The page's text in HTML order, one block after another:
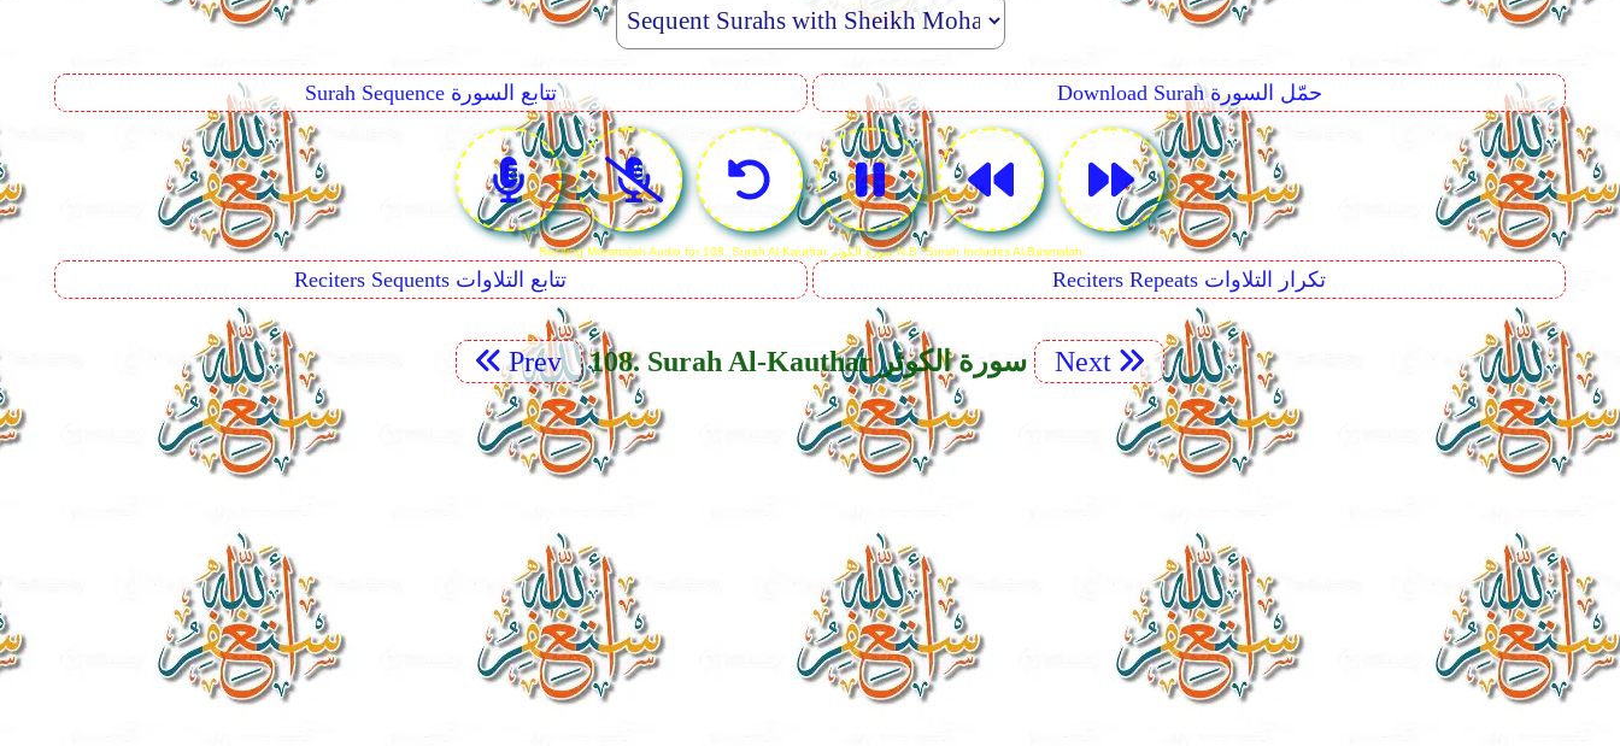
Surah Sequence تتابع السورة Download Surah حمّل السورة
Reciting Murattalah Audio for 108. Surah Al-Kauthar سورة الكوثر N.B *Surah Includes Al-Basmalah
Reciters Sequents تتابع التلاوات Reciters Repeats تكرار التلاوات
Prev 108. Surah Al-Kauthar سورة الكوثر Next